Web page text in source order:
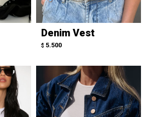
Denim Vest
$ 5.500